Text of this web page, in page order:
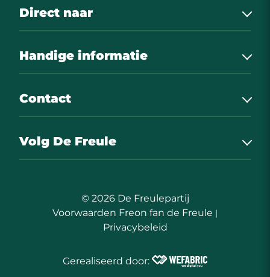
Direct naar
Onze sponsoren
Foto’s
Contact
Handige informatie
Kaartverkoop leden KF Wommels
Freon fan de Freule
Contact
Geins 2
Volg De Freule
© 2026 De Freulepartij
Voorwaarden Freon fan de Freule |
Privacybeleid
Gerealiseerd door: